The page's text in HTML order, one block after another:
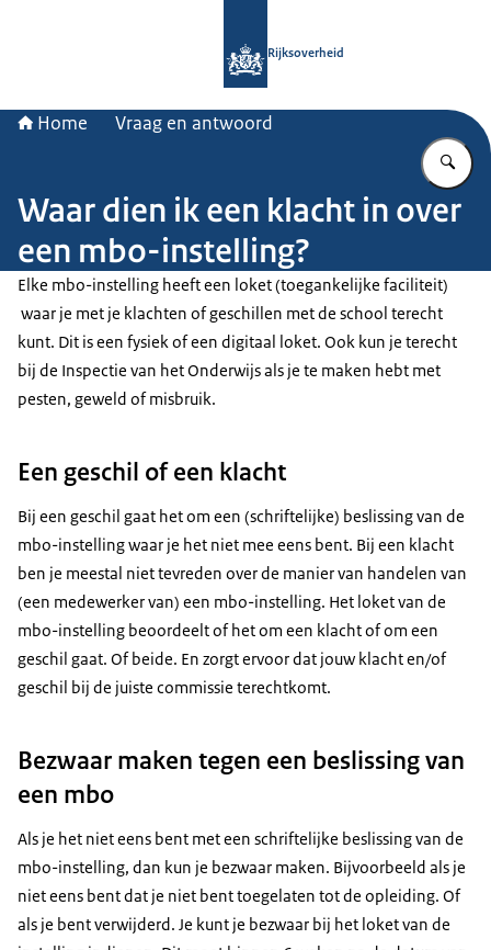
Rijksoverheid
Home Vraag en antwoord
Waar dien ik een klacht in over
een mbo-instelling?
Elke mbo-instelling heeft een loket (toegankelijke faciliteit)
waar je met je klachten of geschillen met de school terecht
kunt. Dit is een fysiek of een digitaal loket. Ook kun je terecht
bij de Inspectie van het Onderwijs als je te maken hebt met
pesten, geweld of misbruik.
Een geschil of een klacht
Bij een geschil gaat het om een (schriftelijke) beslissing van de
mbo-instelling waar je het niet mee eens bent. Bij een klacht
ben je meestal niet tevreden over de manier van handelen van
(een medewerker van) een mbo-instelling. Het loket van de
mbo-instelling beoordeelt of het om een klacht of om een
geschil gaat. Of beide. En zorgt ervoor dat jouw klacht en/of
geschil bij de juiste commissie terechtkomt.
Bezwaar maken tegen een beslissing van
een mbo
Als je het niet eens bent met een schriftelijke beslissing van de
mbo-instelling, dan kun je bezwaar maken. Bijvoorbeeld als je
niet eens bent dat je niet bent toegelaten tot de opleiding. Of
als je bent verwijderd. Je kunt je bezwaar bij het loket van de